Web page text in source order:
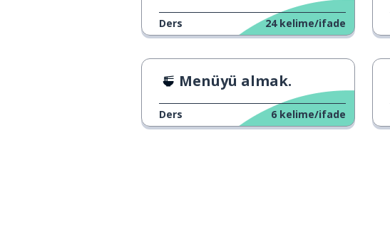
Ders 24 kelime/ifade
Menüyü almak.
Ders 6 kelime/ifade